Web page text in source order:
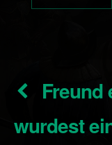
Freund einladen: „Du
wurdest